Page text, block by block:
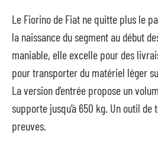
Le Fiorino de Fiat ne quitte plus le
la naissance du segment au début
maniable, elle excelle pour des
pour transporter du matériel léger
La version d’entrée propose un
supporte jusqu’à 650 kg. Un outil
preuves.